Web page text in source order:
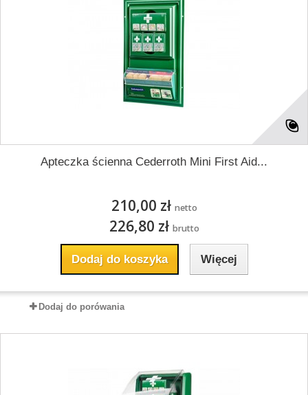
Apteczka ścienna Cederroth Mini First Aid...
210,00 zł netto
226,80 zł brutto
Dodaj do koszyka Więcej
Dodaj do porówania